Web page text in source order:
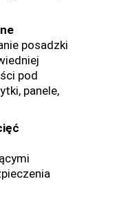
posadzki
pod
panele,